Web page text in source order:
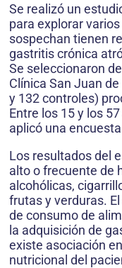
Se realizó un
para explorar
sospechan tienen
gastritis crónica
Se seleccionaron
Clínica San Juan
y 132 controles)
Entre los 15 y los
aplicó una
Los resultados del
alto o frecuente de
alcohólicas,
frutas y verduras.
de consumo de
la adquisición de
existe asociación
nutricional del